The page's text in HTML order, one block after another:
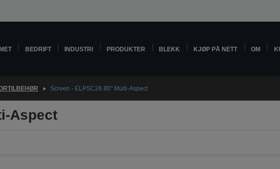
BEDRIFT INDUSTRI PRODUKTER BLEKK KJØP PÅ NETT OM
Screen - ELPSC26 80" Multi-Aspect
Aspect